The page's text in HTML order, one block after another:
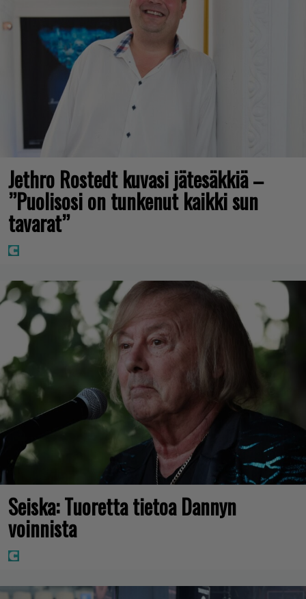
Jethro Rostedt kuvasi jätesäkkiä –
”Puolisosi on tunkenut kaikki sun
tavarat”
Seiska: Tuoretta tietoa Dannyn
voinnista